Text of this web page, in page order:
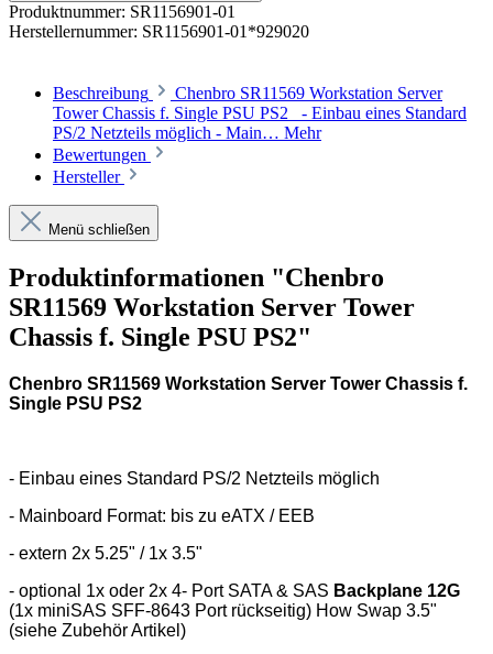
Produktnummer: SR1156901-01
Herstellernummer: SR1156901-01*929020
Beschreibung
Chenbro SR11569 Workstation Server
Tower Chassis f. Single PSU PS2 - Einbau eines Standard
PS/2 Netzteils möglich - Main… Mehr
Bewertungen
Hersteller
Menü schließen
Produktinformationen "Chenbro
SR11569 Workstation Server Tower
Chassis f. Single PSU PS2"
Chenbro SR11569 Workstation Server Tower Chassis f.
Single PSU PS2
- Einbau eines Standard PS/2 Netzteils möglich
- Mainboard Format: bis zu eATX / EEB
- extern 2x 5.25" / 1x 3.5"
- optional 1x oder 2x 4- Port SATA & SAS Backplane 12G
(1x miniSAS SFF-8643 Port rückseitig) How Swap 3.5"
(siehe Zubehör Artikel)